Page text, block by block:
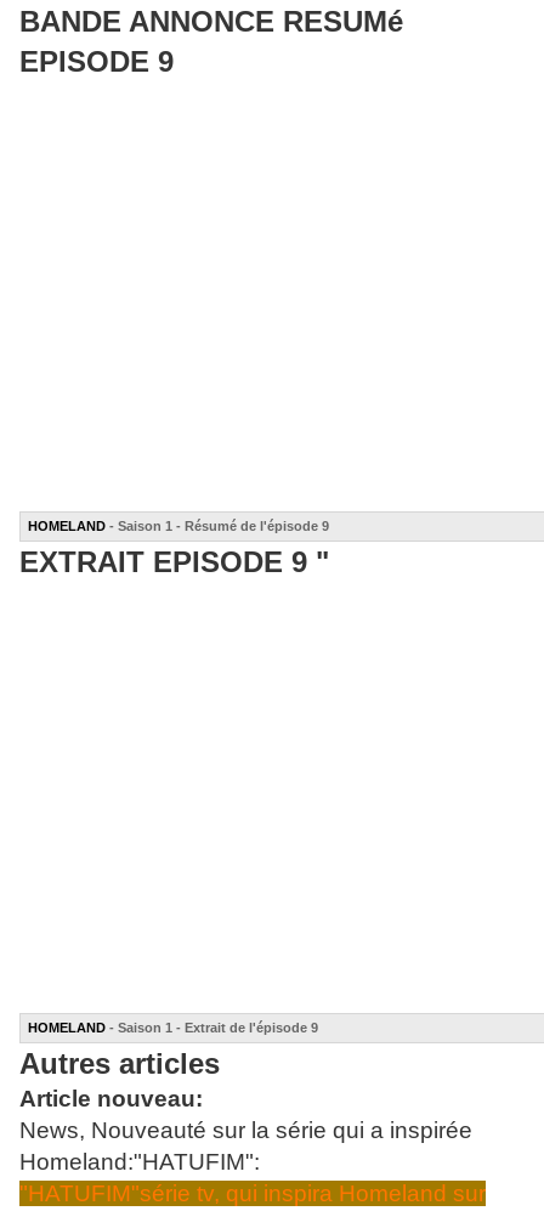
BANDE ANNONCE RESUMé
EPISODE 9
HOMELAND - Saison 1 - Résumé de l'épisode 9
EXTRAIT EPISODE 9 "
HOMELAND - Saison 1 - Extrait de l'épisode 9
Autres articles
Article nouveau:
News, Nouveauté sur la série qui a inspirée
Homeland:"HATUFIM":
"HATUFIM"série tv, qui inspira Homeland sur